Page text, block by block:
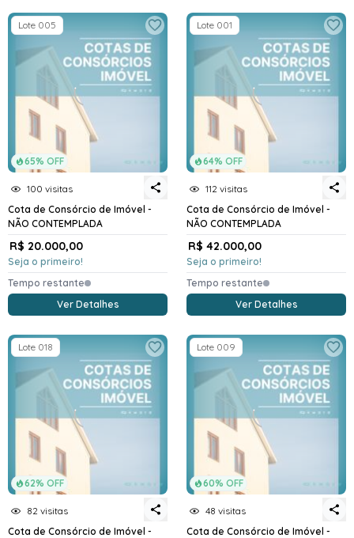
65% OFF
Lote 005
100 visitas
Cota de Consórcio de Imóvel -
NÃO CONTEMPLADA
R$ 20.000,00
Seja o primeiro!
Tempo restante
Ver Detalhes
64% OFF
Lote 001
112 visitas
Cota de Consórcio de Imóvel -
NÃO CONTEMPLADA
R$ 42.000,00
Seja o primeiro!
Tempo restante
Ver Detalhes
62% OFF
Lote 018
82 visitas
Cota de Consórcio de Imóvel -
60% OFF
Lote 009
48 visitas
Cota de Consórcio de Imóvel -